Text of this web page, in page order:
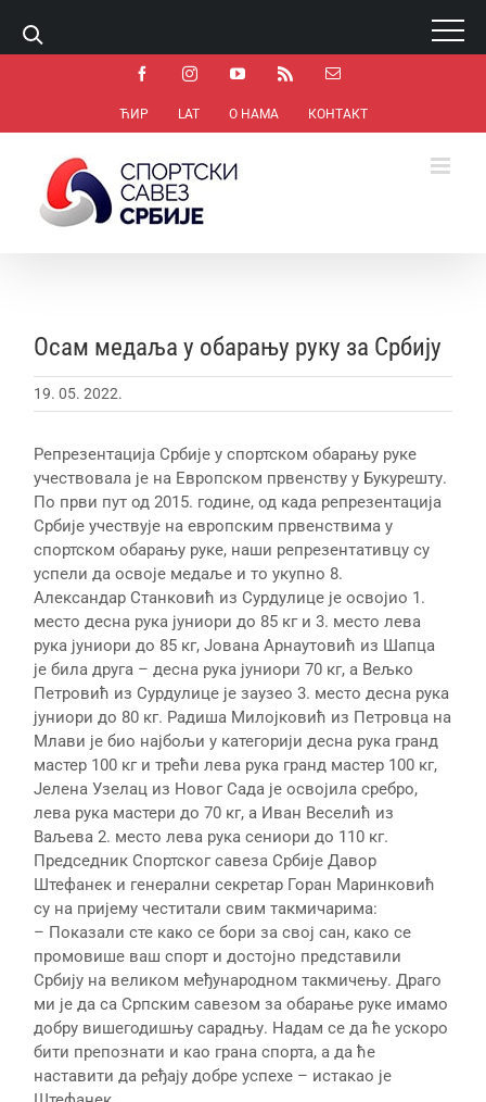
FacebookInstagramYouTubeRss Email
ЋИР LAT О НАМА КОНТАКТ
Image
Осам медаља у обарању руку за Србију
19. 05. 2022.
Репрезентација Србије у спортском обарању руке
учествовала је на Европском првенству у Букурешту.
По први пут од 2015. године, од када репрезентација
Србије учествује на европским првенствима у
спортском обарању руке, наши репрезентативцу су
успели да освоје медаље и то укупно 8.
Александар Станковић из Сурдулице је освојио 1.
место десна рука јуниори до 85 кг и 3. место лева
рука јуниори до 85 кг, Јована Арнаутовић из Шапца
је била друга – десна рука јуниори 70 кг, а Вељко
Петровић из Сурдулице је заузео 3. место десна рука
јуниори до 80 кг. Радиша Милојковић из Петровца на
Млави је био најбољи у категорији десна рука гранд
мастер 100 кг и трећи лева рука гранд мастер 100 кг,
Јелена Узелац из Новог Сада је освојила сребро,
лева рука мастери до 70 кг, а Иван Веселић из
Ваљева 2. место лева рука сениори до 110 кг.
Председник Спортског савеза Србије Давор
Штефанек и генерални секретар Горан Маринковић
су на пријему честитали свим такмичарима:
– Показали сте како се бори за свој сан, како се
промовише ваш спорт и достојно представили
Србију на великом међународном такмичењу. Драго
ми је да са Српским савезом за обарање руке имамо
добру вишегодишњу сарадњу. Надам се да ће ускоро
бити препознати и као грана спорта, а да ће
наставити да ређају добре успехе – истакао је